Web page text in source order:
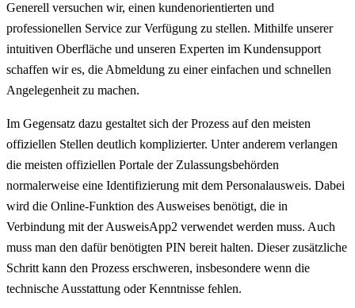
Generell versuchen wir, einen kundenorientierten und
professionellen Service zur Verfügung zu stellen. Mithilfe unserer
intuitiven Oberfläche und unseren Experten im Kundensupport
schaffen wir es, die Abmeldung zu einer einfachen und schnellen
Angelegenheit zu machen.
Im Gegensatz dazu gestaltet sich der Prozess auf den meisten
offiziellen Stellen deutlich komplizierter. Unter anderem verlangen
die meisten offiziellen Portale der Zulassungsbehörden
normalerweise eine Identifizierung mit dem Personalausweis. Dabei
wird die Online-Funktion des Ausweises benötigt, die in
Verbindung mit der AusweisApp2 verwendet werden muss. Auch
muss man den dafür benötigten PIN bereit halten. Dieser zusätzliche
Schritt kann den Prozess erschweren, insbesondere wenn die
technische Ausstattung oder Kenntnisse fehlen.